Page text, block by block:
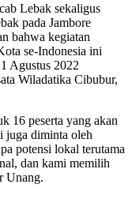
Lebak sekaligus
pada Jambore
bahwa kegiatan
se-Indonesia ini
Agustus 2022
Wiladatika Cibubur,
16 peserta yang akan
juga diminta oleh
potensi lokal terutama
dan kami memilih
Unang.